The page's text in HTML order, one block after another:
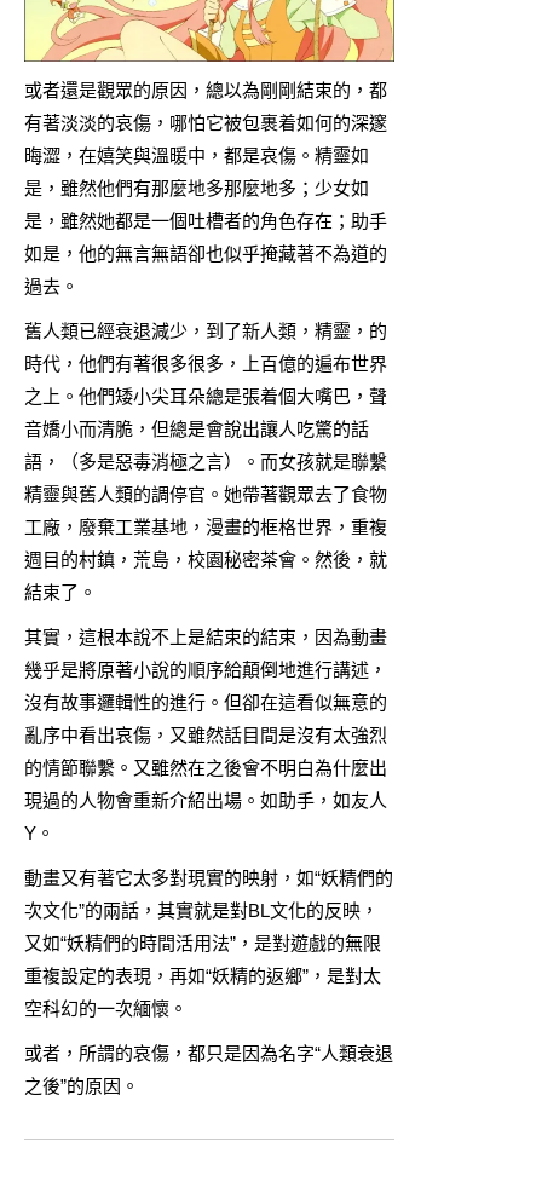
或者還是觀眾的原因，總以為剛剛結束的，都
有著淡淡的哀傷，哪怕它被包裹着如何的深邃
晦澀，在嬉笑與溫暖中，都是哀傷。精靈如
是，雖然他們有那麼地多那麼地多；少女如
是，雖然她都是一個吐槽者的角色存在；助手
如是，他的無言無語卻也似乎掩藏著不為道的
過去。
舊人類已經衰退減少，到了新人類，精靈，的
時代，他們有著很多很多，上百億的遍布世界
之上。他們矮小尖耳朵總是張着個大嘴巴，聲
音嬌小而清脆，但總是會說出讓人吃驚的話
語，（多是惡毒消極之言）。而女孩就是聯繫
精靈與舊人類的調停官。她帶著觀眾去了食物
工廠，廢棄工業基地，漫畫的框格世界，重複
週目的村鎮，荒島，校園秘密茶會。然後，就
結束了。
其實，這根本說不上是結束的結束，因為動畫
幾乎是將原著小說的順序給顛倒地進行講述，
沒有故事邏輯性的進行。但卻在這看似無意的
亂序中看出哀傷，又雖然話目間是沒有太強烈
的情節聯繫。又雖然在之後會不明白為什麼出
現過的人物會重新介紹出場。如助手，如友人
Y。
動畫又有著它太多對現實的映射，如“妖精們的
次文化”的兩話，其實就是對BL文化的反映，
又如“妖精們的時間活用法”，是對遊戲的無限
重複設定的表現，再如“妖精的返鄉”，是對太
空科幻的一次緬懷。
或者，所謂的哀傷，都只是因為名字“人類衰退
之後”的原因。